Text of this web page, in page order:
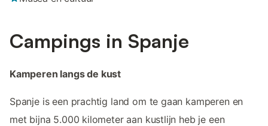
Campings in Spanje
Kamperen langs de kust
Spanje is een prachtig land om te gaan kamperen en
met bijna 5.000 kilometer aan kustlijn heb je een